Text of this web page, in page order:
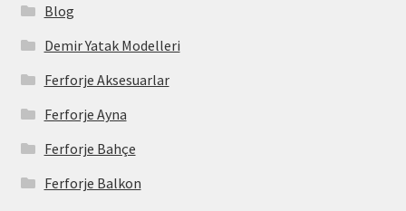
Blog
Demir Yatak Modelleri
Ferforje Aksesuarlar
Ferforje Ayna
Ferforje Bahçe
Ferforje Balkon